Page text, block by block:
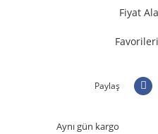
Fiyat
Paylaş
Aynı gün kargo